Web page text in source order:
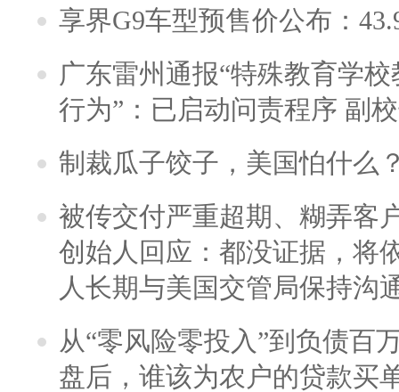
享界G9车型预售价公布：
广东雷州通报“特殊教育学
行为”：已启动问责程序 副
制裁瓜子饺子，美国怕什么
被传交付严重超期、糊弄客
创始人回应：都没证据，将
人长期与美国交管局保持沟
从“零风险零投入”到负债百
盘后，谁该为农户的贷款买